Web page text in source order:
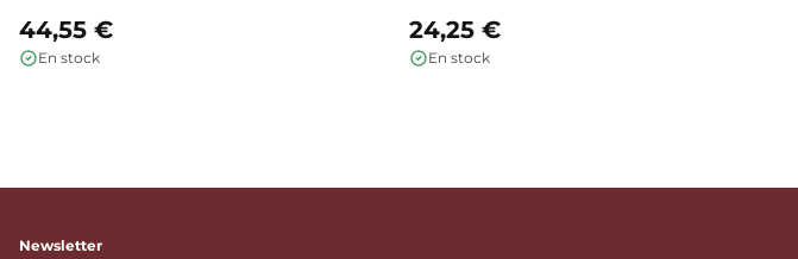
44,55 €
En stock
24,25 €
En stock
Newsletter